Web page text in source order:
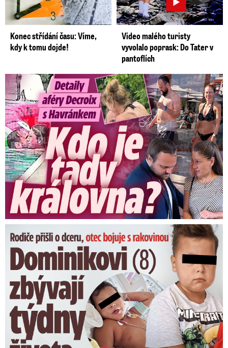
Konec střídání času: Víme,
kdy k tomu dojde!
Video malého turisty
vyvolalo poprask: Do Tater v
pantoflích
Detaily aféry Decroix s Havránkem: Kdo je tady královna?
Dominikovi (8) zbývají týdny života: Vzkaz od exprezidenta